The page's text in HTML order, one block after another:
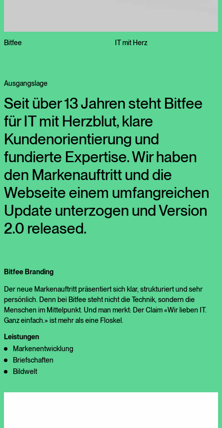
Bitfee IT mit Herz
Ausgangslage
Seit über 13 Jahren steht Bitfee
für IT mit Herzblut, klare
Kundenorientierung und
fundierte Expertise. Wir haben
den Markenauftritt und die
Webseite einem umfangreichen
Update unterzogen und Version
2.0 released.
Bitfee Branding
Der neue Markenauftritt präsentiert sich klar, strukturiert und sehr
persönlich. Denn bei Bitfee steht nicht die Technik, sondern die
Menschen im Mittelpunkt. Und man merkt: Der Claim «Wir lieben IT.
Ganz einfach.» ist mehr als eine Floskel.
Leistungen
Markenentwicklung
Briefschaften
Bildwelt